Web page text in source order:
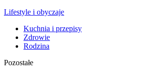
Lifestyle i obyczaje
Kuchnia i przepisy
Zdrowie
Rodzina
Pozostałe